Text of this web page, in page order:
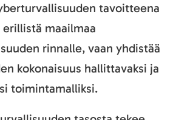
tavoitteena
maailmaa
rinnalle, vaan yhdistää
kokonaisuus hallittavaksi ja
toimintamalliksi.